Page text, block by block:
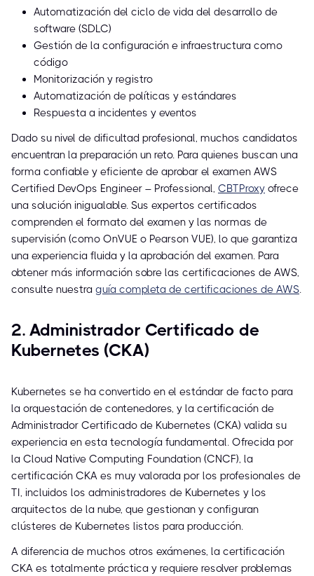
Automatización del ciclo de vida del desarrollo de
software (SDLC)
Gestión de la configuración e infraestructura como
código
Monitorización y registro
Automatización de políticas y estándares
Respuesta a incidentes y eventos
Dado su nivel de dificultad profesional, muchos candidatos
encuentran la preparación un reto. Para quienes buscan una
forma confiable y eficiente de aprobar el examen AWS
Certified DevOps Engineer – Professional, CBTProxy ofrece
una solución inigualable. Sus expertos certificados
comprenden el formato del examen y las normas de
supervisión (como OnVUE o Pearson VUE), lo que garantiza
una experiencia fluida y la aprobación del examen. Para
obtener más información sobre las certificaciones de AWS,
consulte nuestra guía completa de certificaciones de AWS.
2. Administrador Certificado de
Kubernetes (CKA)
Kubernetes se ha convertido en el estándar de facto para
la orquestación de contenedores, y la certificación de
Administrador Certificado de Kubernetes (CKA) valida su
experiencia en esta tecnología fundamental. Ofrecida por
la Cloud Native Computing Foundation (CNCF), la
certificación CKA es muy valorada por los profesionales de
TI, incluidos los administradores de Kubernetes y los
arquitectos de la nube, que gestionan y configuran
clústeres de Kubernetes listos para producción.
A diferencia de muchos otros exámenes, la certificación
CKA es totalmente práctica y requiere resolver problemas